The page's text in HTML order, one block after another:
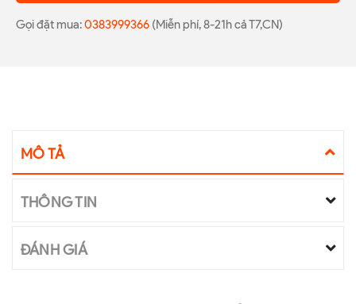
Gọi đặt mua:0383999366 (Miễn phí, 8-21h cả T7,CN)
MÔ TẢ
THÔNG TIN
ĐÁNH GIÁ